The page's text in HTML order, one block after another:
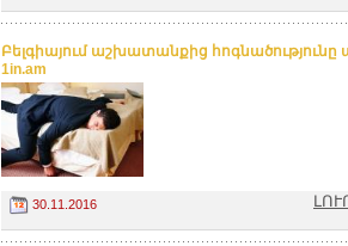
Բելգիայում աշխատանքից
1in.am
30.11.2016